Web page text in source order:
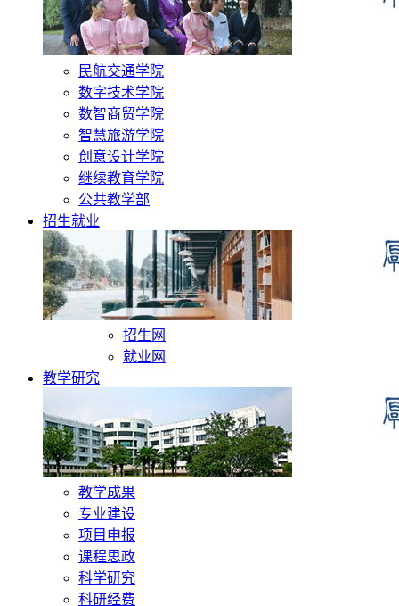
民航交通学院
数字技术学院
数智商贸学院
智慧旅游学院
创意设计学院
继续教育学院
公共教学部
招生就业
招生网
就业网
教学研究
教学成果
专业建设
项目申报
课程思政
科学研究
科研经费